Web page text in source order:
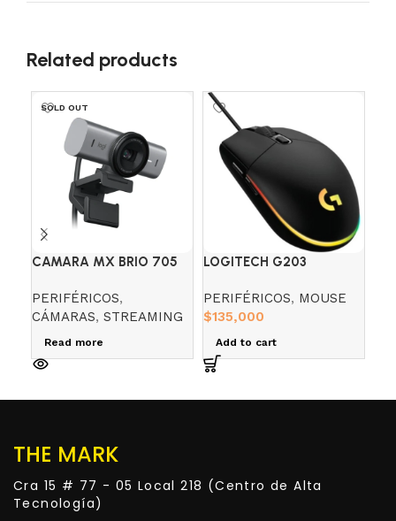
Related products
SOLD OUT
CAMARA MX BRIO 705
PERIFÉRICOS,
CÁMARAS, STREAMING
Read more
LOGITECH G203
8,000 DPI
PERIFÉRICOS, MOUSE
$135,000
Add to cart
THE MARK
Cra 15 # 77 - 05 Local 218 (Centro de Alta
Tecnología)